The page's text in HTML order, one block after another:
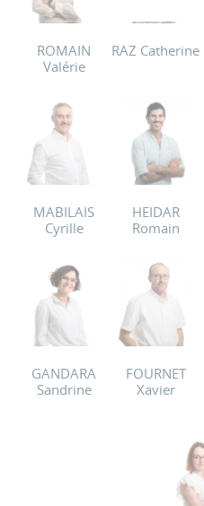
ROMAIN
Valérie
RAZ Catherine
MABILAIS
Cyrille
HEIDAR
Romain
GANDARA
Sandrine
FOURNET
Xavier